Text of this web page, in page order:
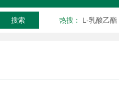
热搜 ： L-乳酸乙酯